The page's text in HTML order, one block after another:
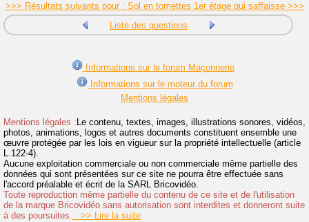
>>> Résultats suivants pour : Sol en tomettes 1er étage qui saffaisse >>>
Liste des questions
Informations sur le forum Maçonnerie
Informations sur le moteur du forum
Mentions légales
Mentions légales : Le contenu, textes, images, illustrations sonores, vidéos,
photos, animations, logos et autres documents constituent ensemble une
œuvre protégée par les lois en vigueur sur la propriété intellectuelle (article
L.122-4).
Aucune exploitation commerciale ou non commerciale même partielle des
données qui sont présentées sur ce site ne pourra être effectuée sans
l'accord préalable et écrit de la SARL Bricovidéo.
Toute reproduction même partielle du contenu de ce site et de l'utilisation
de la marque Bricovidéo sans autorisation sont interdites et donneront suite
à des poursuites. >> Lire la suite